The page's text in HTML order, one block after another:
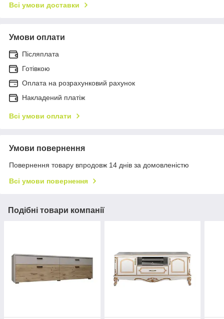
Всі умови доставки
Умови оплати
Післяплата
Готівкою
Оплата на розрахунковий рахунок
Накладений платіж
Всі умови оплати
Умови повернення
Повернення товару впродовж 14 днів за домовленістю
Всі умови повернення
Подібні товари компанії